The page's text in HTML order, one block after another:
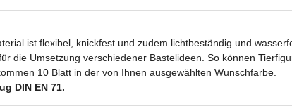
51 hellgrün
ist flexibel, knickfest und zudem lichtbeständig und
die Umsetzung verschiedener Bastelideen. So können
10 Blatt in der von Ihnen ausgewählten Wunschfarbe.
DIN EN 71.